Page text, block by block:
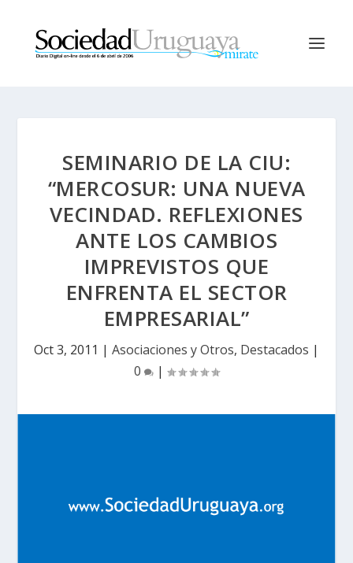
SEMINARIO DE LA CIU:
“MERCOSUR: UNA NUEVA
VECINDAD. REFLEXIONES
ANTE LOS CAMBIOS
IMPREVISTOS QUE
ENFRENTA EL SECTOR
EMPRESARIAL”
Oct 3, 2011 | Asociaciones y Otros, Destacados |
0
|